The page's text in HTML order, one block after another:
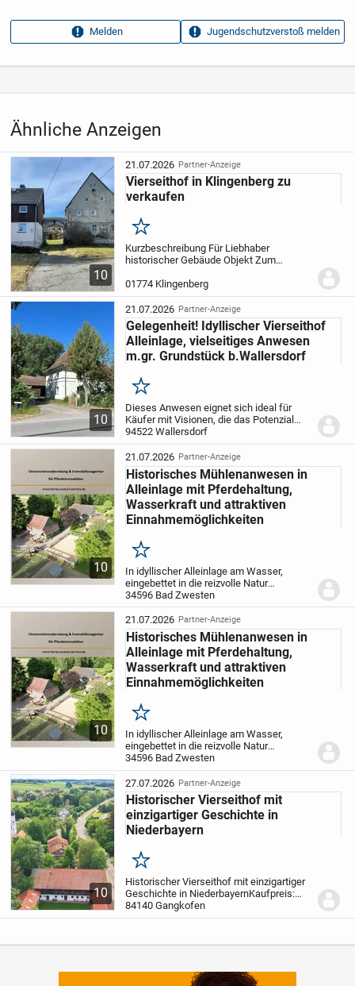
Ähnliche Anzeigen
10
21.07.2026 Partner-Anzeige
Vierseithof in Klingenberg zu
verkaufen
Merken
Kurzbeschreibung Für Liebhaber
historischer Gebäude Objekt Zum
die drei Seitengebäude eines
Vierseithofes, mit Resten alter
Hofpflasterung und Torbogen. Alle...
01774 Klingenberg
10
21.07.2026 Partner-Anzeige
Gelegenheit! Idyllischer Vierseithof
Alleinlage, vielseitiges Anwesen
m.gr. Grundstück b.Wallersdorf
Merken
Dieses Anwesen eignet sich ideal für
Käufer mit Visionen, die das Potenzial
eines großzügigen Hofes in einzigartiger
Lage erkennen und verwirklichen
möchten.Zum Verkauf steht ein
ehemaliger...
94522 Wallersdorf
10
21.07.2026 Partner-Anzeige
Historisches Mühlenanwesen in
Alleinlage mit Pferdehaltung,
Wasserkraft und attraktiven
Einnahmemöglichkeiten
Merken
In idyllischer Alleinlage am Wasser,
eingebettet in die reizvolle Natur
Nordhessens, präsentiert sich die
Keilmühle in Bad Zwesten als
außergewöhnliches Anwesen mit
vielfältigen Nutzungsmöglichkeiten....
34596 Bad Zwesten
10
21.07.2026 Partner-Anzeige
Historisches Mühlenanwesen in
Alleinlage mit Pferdehaltung,
Wasserkraft und attraktiven
Einnahmemöglichkeiten
Merken
In idyllischer Alleinlage am Wasser,
eingebettet in die reizvolle Natur
Nordhessens, präsentiert sich die
Keilmühle in Bad Zwesten als
außergewöhnliches Anwesen mit
vielfältigen Nutzungsmöglichkeiten....
34596 Bad Zwesten
10
27.07.2026 Partner-Anzeige
Historischer Vierseithof mit
einzigartiger Geschichte in
Niederbayern
Merken
Historischer Vierseithof mit einzigartiger
Geschichte in NiederbayernKaufpreis:
927.000 € VBObjektdaten:
Historischer Vierseithof /
84140 Gangkofen
Anzeigen­kennung
ec4c59dd
Aufrufe dieser
28
Melden Jugendschutzverstoß melden